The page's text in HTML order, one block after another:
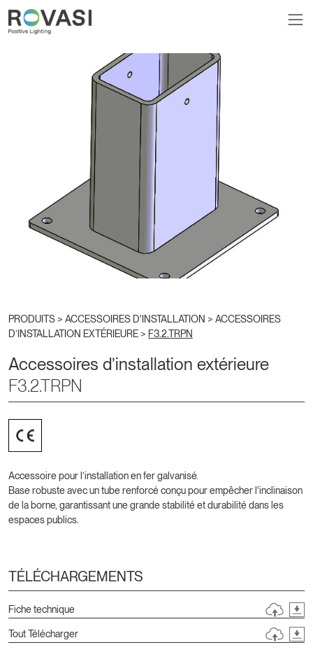
PRODUITS > ACCESSOIRES D'INSTALLATION > ACCESSOIRES
D’INSTALLATION EXTÉRIEURE > F3.2.TRPN
Accessoires d’installation extérieure
F3.2.TRPN
Accessoire pour l’installation en fer galvanisé.
Base robuste avec un tube renforcé conçu pour empêcher l'inclinaison
de la borne, garantissant une grande stabilité et durabilité dans les
espaces publics.
TÉLÉCHARGEMENTS
Fiche technique
Tout Télécharger